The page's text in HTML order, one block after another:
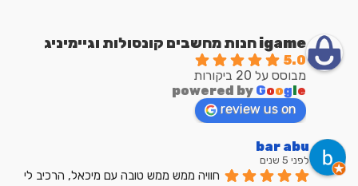
igame חנות מחשבים קונסולות וגיימיניג
5.0
מבוסס על 20 ביקורות
powered by Google
review us on
bar abu
לפני 5 שנים